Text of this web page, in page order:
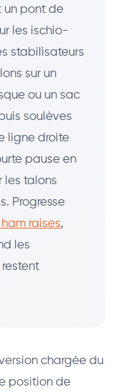
un pont de
les ischio-
stabilisateurs
sur un
ou un sac
soulèves
ligne droite
pause en
les talons
Progresse
raises,
les
chargée du
position de